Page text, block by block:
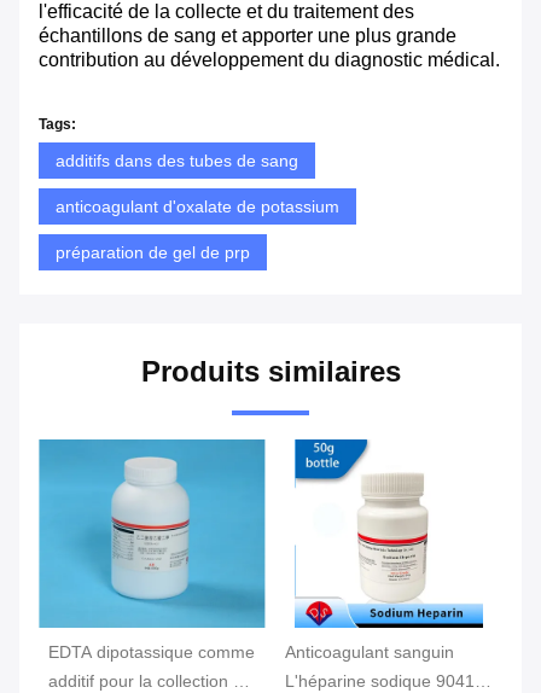
l'efficacité de la collecte et du traitement des
échantillons de sang et apporter une plus grande
contribution au développement du diagnostic médical.
Tags:
additifs dans des tubes de sang
anticoagulant d'oxalate de potassium
préparation de gel de prp
Produits similaires
EDTA dipotassique comme
additif pour la collection de
Anticoagulant sanguin
L'héparine sodique 9041-